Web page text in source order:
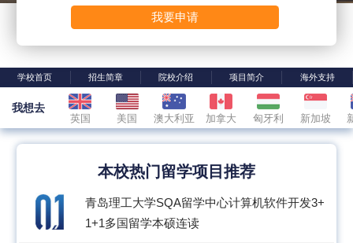
我要申请
学校首页 招生简章 院校介绍 项目简介 海外支持
我想去
英国 美国 澳大利亚 加拿大 匈牙利 新加坡
本校热门留学项目推荐
青岛理工大学SQA留学中心计算机软件开发3+
1+1多国留学本硕连读